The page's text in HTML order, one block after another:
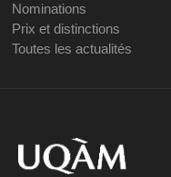
Nominations
Prix et distinctions
Toutes les actualités